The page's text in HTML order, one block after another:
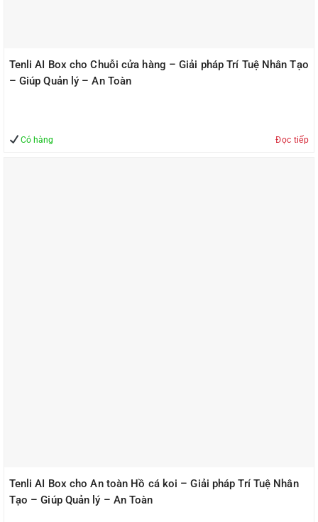
Tenli AI Box cho Chuỗi cửa hàng – Giải pháp Trí Tuệ Nhân Tạo
– Giúp Quản lý – An Toàn
Có hàng Đọc tiếp
Tenli AI Box cho An toàn Hồ cá koi – Giải pháp Trí Tuệ Nhân
Tạo – Giúp Quản lý – An Toàn